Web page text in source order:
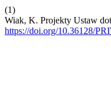
(1)
Wiak, K. Projekty Ustaw
https://doi.org/10.36128/